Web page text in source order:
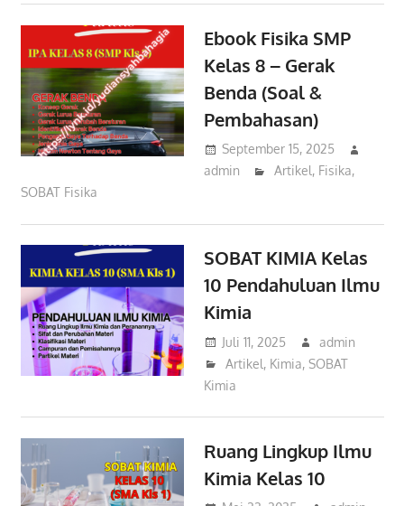
Ebook Fisika SMP
Kelas 8 – Gerak
Benda (Soal &
Pembahasan)
September 15, 2025
admin
Artikel, Fisika,
SOBAT Fisika
SOBAT KIMIA Kelas
10 Pendahuluan Ilmu
Kimia
Juli 11, 2025
admin
Artikel, Kimia, SOBAT
Kimia
Ruang Lingkup Ilmu
Kimia Kelas 10